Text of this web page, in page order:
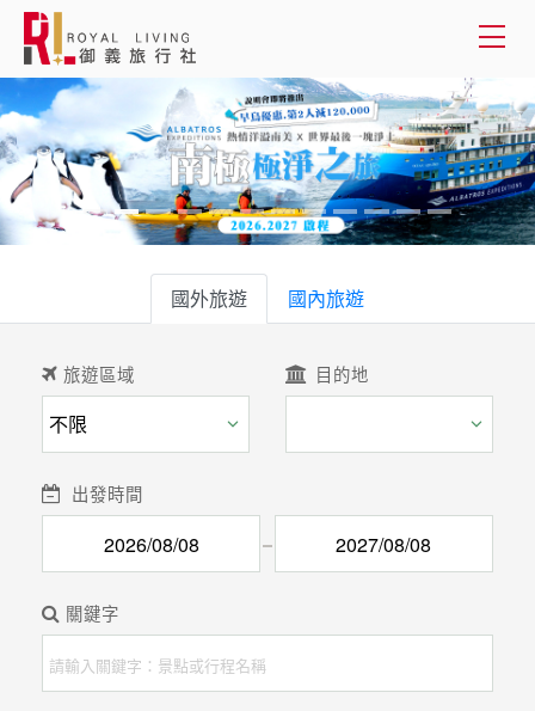
會員登入
國外旅遊
國內旅遊
客製服務
旅遊資訊
關於御義
國外旅遊 國內旅遊
旅遊區域 目的地
出發時間
關鍵字